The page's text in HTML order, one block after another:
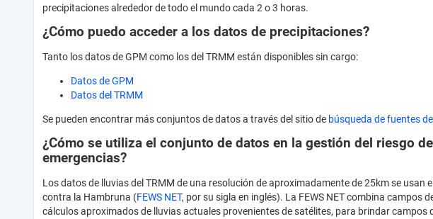
precipitaciones alrededor de todo el mundo cada 2 o 3 horas.
¿Cómo puedo acceder a los datos de precipitaciones?
Tanto los datos de GPM como los del TRMM están disponibles sin cargo:
Datos de GPM
Datos del TRMM
Se pueden encontrar más conjuntos de datos a través del sitio de búsqueda de fuentes
¿Cómo se utiliza el conjunto de datos en la gestión del riesgo
emergencias?
Los datos de lluvias del TRMM de una resolución de aproximadamente de 25km se usan
contra la Hambruna (FEWS NET, por su sigla en inglés). La FEWS NET combina campos
cálculos aproximados de lluvias actuales provenientes de satélites, para brindar campos